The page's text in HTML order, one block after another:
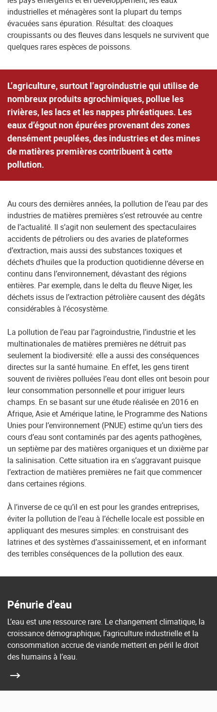
industrielles et ménagères sont la plupart du temps
évacuées sans épuration. Résultat: des cloaques
croupissants ou des fleuves dans lesquels ne survivent que
quelques rares espèces de poissons.
L’agriculture, surtout l’agroindustrie qui utilise de
nombreux produits agrochimiques, pollue les
rivières, les lacs et les nappes phréatiques. Les
eaux d’égout non épurées provenant des zones
densément peuplées, des industries et des mines
de matières premières contribuent à cette
pollution.
Au cours des dernières années, la pollution de l’eau par des
industries de matières premières s’est retrouvée au centre
de l’actualité. Il s’agit non seulement des spectaculaires
accidents de pétroliers ou des avaries de plateformes
d’extraction, mais aussi des substances toxiques et
déchets d’huiles que la production quotidienne déverse en
continu dans l’environnement, dévastant des régions
entières. Par exemple, dans le delta du fleuve Niger, les
déchets issus de l’extraction pétrolière causent des dégâts
considérables à l’écosystème.
La pollution de l’eau par l’agroindustrie, l’industrie et les
multinationales de matières premières ne détruit pas
seulement la biodiversité: elle a aussi des conséquences
directes sur la santé humaine. En effet, les gens tirent
souvent de rivières polluées l’eau dont elles ont besoin pour
leur consommation personnelle et pour irriguer leurs
champs. En se basant sur une étude réalisée en 2016 en
Afrique, Asie et Amérique latine, le Programme des Nations
Unies pour l’environnement (PNUE) estime qu’un tiers des
cours d’eau sont contaminés par des agents pathogènes,
un septième par des matières organiques et un dixième par
la salinisation. Cette situation ira en s’aggravant puisque
l’extraction de matières premières ne fait que commencer
dans certaines régions.
À l’inverse de ce qu’il en est pour les grandes entreprises,
éviter la pollution de l’eau à l’échelle locale est possible en
appliquant des mesures simples: en construisant des
latrines et des systèmes d’assainissement, et en informant
des terribles conséquences de la pollution des eaux.
Pénurie d’eau
L’eau est une ressource rare. Le changement climatique, la
croissance démographique, l’agriculture industrielle et la
consommation accrue de viande mettent en péril le droit
des humains à l’eau.